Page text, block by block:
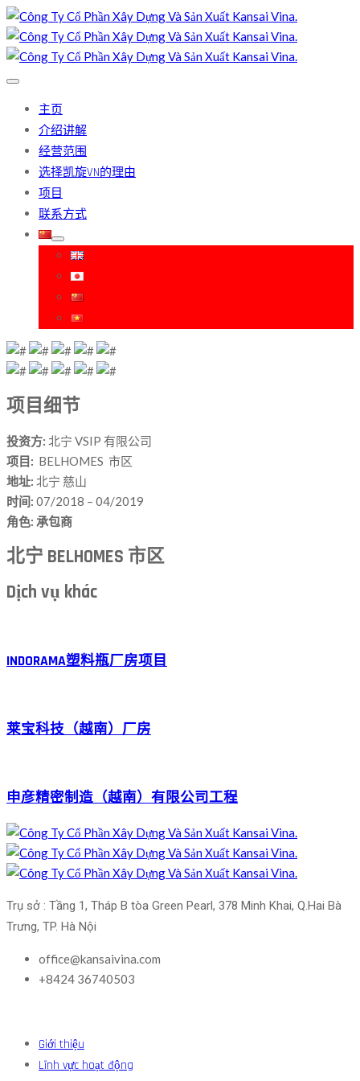
主页
介绍讲解
经营范围
选择凯旋VN的理由
项目
联系方式
项目细节
投资方: 北宁 VSIP 有限公司
项目: BELHOMES 市区
地址: 北宁 慈山
时间: 07/2018 – 04/2019
角色: 承包商
北宁 BELHOMES 市区
Dịch vụ khác
INDORAMA塑料瓶厂房项目
莱宝科技（越南）厂房
申彦精密制造（越南）有限公司工程
Trụ sở : Tầng 1, Tháp B tòa Green Pearl, 378 Minh Khai, Q.Hai Bà
Trưng, TP. Hà Nội
office@kansaivina.com
+8424 36740503
Giới thiệu
Lĩnh vực hoạt động